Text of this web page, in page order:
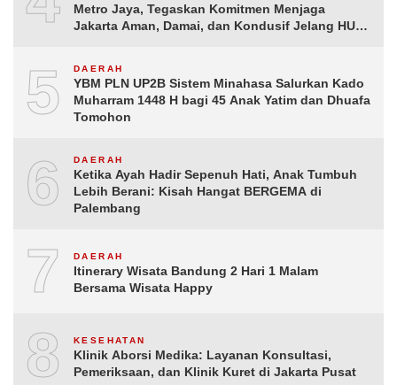
Metro Jaya, Tegaskan Komitmen Menjaga
Jakarta Aman, Damai, dan Kondusif Jelang HUT
5 DAERAH
YBM PLN UP2B Sistem Minahasa Salurkan Kado
Muharram 1448 H bagi 45 Anak Yatim dan Dhuafa
Tomohon
6 DAERAH
Ketika Ayah Hadir Sepenuh Hati, Anak Tumbuh
Lebih Berani: Kisah Hangat BERGEMA di
Palembang
7 DAERAH
Itinerary Wisata Bandung 2 Hari 1 Malam
Bersama Wisata Happy
8 KESEHATAN
Klinik Aborsi Medika: Layanan Konsultasi,
Pemeriksaan, dan Klinik Kuret di Jakarta Pusat